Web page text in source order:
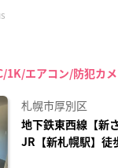
1K/エアコン/防犯カ
札幌市厚別区
地下鉄東西線【新
JR【新札幌駅】徒